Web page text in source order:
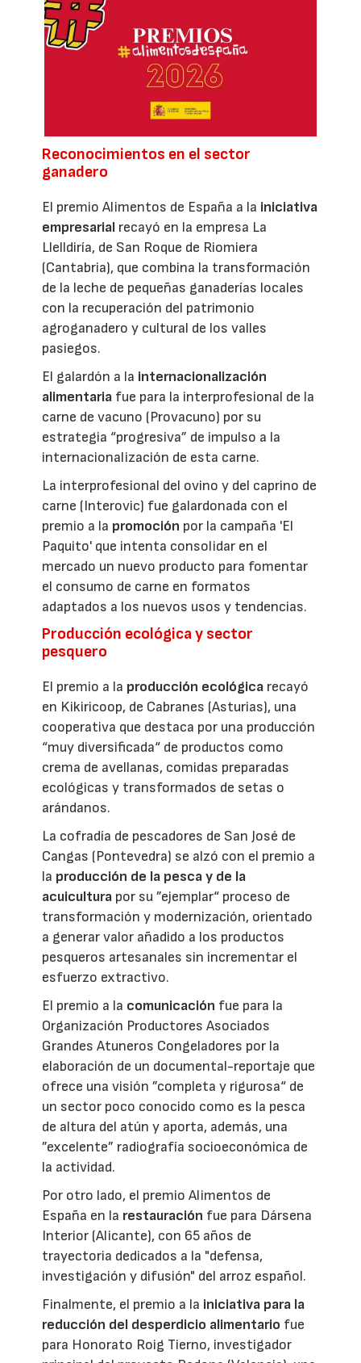
Reconocimientos en el sector
ganadero
El premio Alimentos de España a la iniciativa
empresarial recayó en la empresa La
Llelldiría, de San Roque de Riomiera
(Cantabria), que combina la transformación
de la leche de pequeñas ganaderías locales
con la recuperación del patrimonio
agroganadero y cultural de los valles
pasiegos.
El galardón a la internacionalización
alimentaria fue para la interprofesional de la
carne de vacuno (Provacuno) por su
estrategia “progresiva” de impulso a la
internacionalización de esta carne.
La interprofesional del ovino y del caprino de
carne (Interovic) fue galardonada con el
premio a la promoción por la campaña 'El
Paquito' que intenta consolidar en el
mercado un nuevo producto para fomentar
el consumo de carne en formatos
adaptados a los nuevos usos y tendencias.
Producción ecológica y sector
pesquero
El premio a la producción ecológica recayó
en Kikiricoop, de Cabranes (Asturias), una
cooperativa que destaca por una producción
“muy diversificada“ de productos como
crema de avellanas, comidas preparadas
ecológicas y transformados de setas o
arándanos.
La cofradía de pescadores de San José de
Cangas (Pontevedra) se alzó con el premio a
la producción de la pesca y de la
acuicultura por su ”ejemplar“ proceso de
transformación y modernización, orientado
a generar valor añadido a los productos
pesqueros artesanales sin incrementar el
esfuerzo extractivo.
El premio a la comunicación fue para la
Organización Productores Asociados
Grandes Atuneros Congeladores por la
elaboración de un documental-reportaje que
ofrece una visión ”completa y rigurosa“ de
un sector poco conocido como es la pesca
de altura del atún y aporta, además, una
”excelente” radiografía socioeconómica de
la actividad.
Por otro lado, el premio Alimentos de
España en la restauración fue para Dársena
Interior (Alicante), con 65 años de
trayectoria dedicados a la "defensa,
investigación y difusión" del arroz español.
Finalmente, el premio a la iniciativa para la
reducción del desperdicio alimentario fue
para Honorato Roig Tierno, investigador